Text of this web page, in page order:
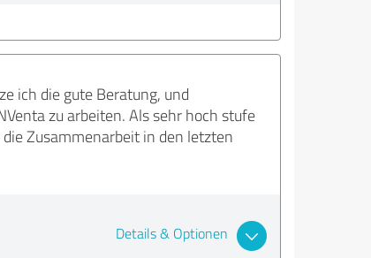
ich die gute Beratung, und
zu arbeiten. Als sehr hoch stufe
Zusammenarbeit in den letzten
Details & Optionen